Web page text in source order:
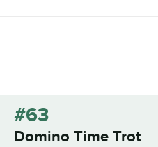
#63
Domino Time Trot